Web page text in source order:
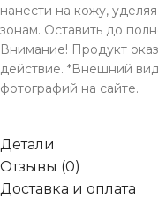
нанести на кожу,
зонам. Оставить до
Внимание! Продукт
действие. *Внешний
фотографий на сайте.
Детали
Отзывы (0)
Доставка и оплата